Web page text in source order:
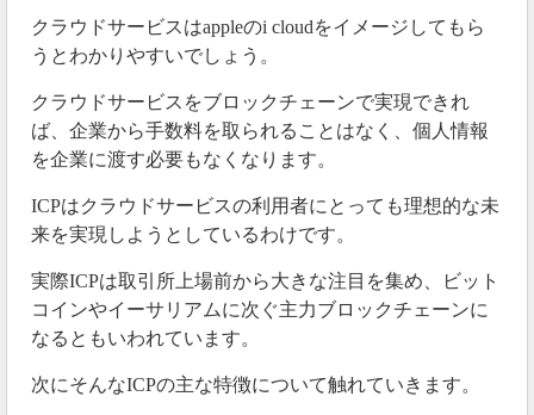
クラウドサービスはappleのi cloudをイメージしてもら
うとわかりやすいでしょう。
クラウドサービスをブロックチェーンで実現できれ
ば、企業から手数料を取られることはなく、個人情報
を企業に渡す必要もなくなります。
ICPはクラウドサービスの利用者にとっても理想的な未
来を実現しようとしているわけです。
実際ICPは取引所上場前から大きな注目を集め、ビット
コインやイーサリアムに次ぐ主力ブロックチェーンに
なるともいわれています。
次にそんなICPの主な特徴について触れていきます。